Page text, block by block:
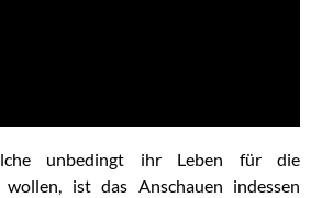
unbedingt ihr Leben für die
wollen, ist das Anschauen indessen